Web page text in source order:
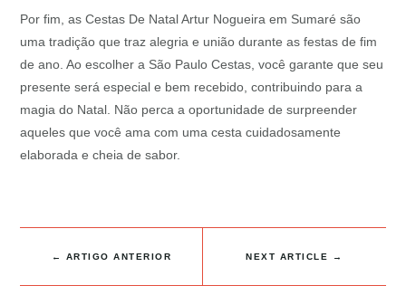
Por fim, as Cestas De Natal Artur Nogueira em Sumaré são
uma tradição que traz alegria e união durante as festas de fim
de ano. Ao escolher a São Paulo Cestas, você garante que seu
presente será especial e bem recebido, contribuindo para a
magia do Natal. Não perca a oportunidade de surpreender
aqueles que você ama com uma cesta cuidadosamente
elaborada e cheia de sabor.
← ARTIGO ANTERIOR NEXT ARTICLE →